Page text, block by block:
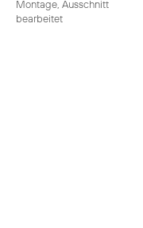
Montage, Ausschnitt
bearbeitet